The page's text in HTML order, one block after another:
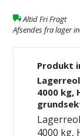
Altid Fri Fragt
Afsendes fra lager
Produkt
4000 kg,
4000 kg,